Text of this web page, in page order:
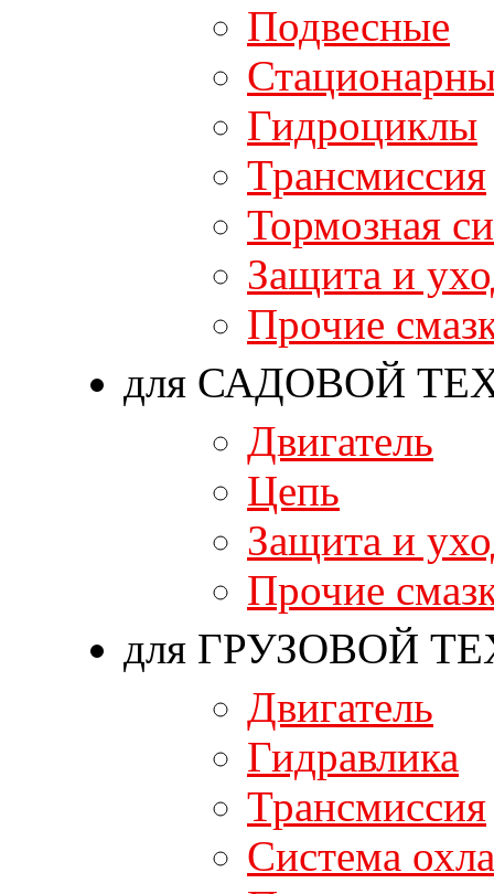
Подвесные
Гидроциклы
Трансмиссия
Тормозная
Защита и
Прочие
для САДОВОЙ
Двигатель
Цепь
Защита и
Прочие
для ГРУЗОВОЙ
Двигатель
Гидравлика
Трансмиссия
Система